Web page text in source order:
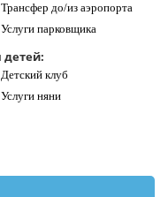
Трансфер до/из аэропорта
Услуги парковщика
детей:
Детский клуб
Услуги няни